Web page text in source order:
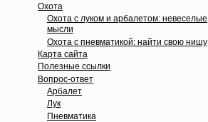
Охота
Охота с луком и арбалетом: невеселые
мысли
Охота с пневматикой: найти свою нишу
Карта сайта
Полезные ссылки
Вопрос-ответ
Арбалет
Лук
Пневматика